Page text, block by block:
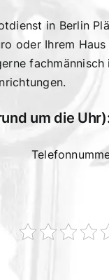
in Berlin
oder Ihrem
um die